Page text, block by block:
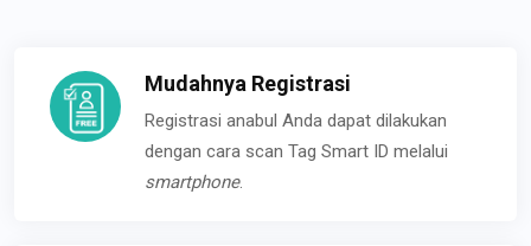
Mudahnya Registrasi
Registrasi anabul Anda dapat dilakukan
dengan cara scan Tag Smart ID melalui
smartphone.